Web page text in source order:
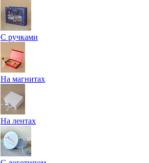
С ручками
На магнитах
На лентах